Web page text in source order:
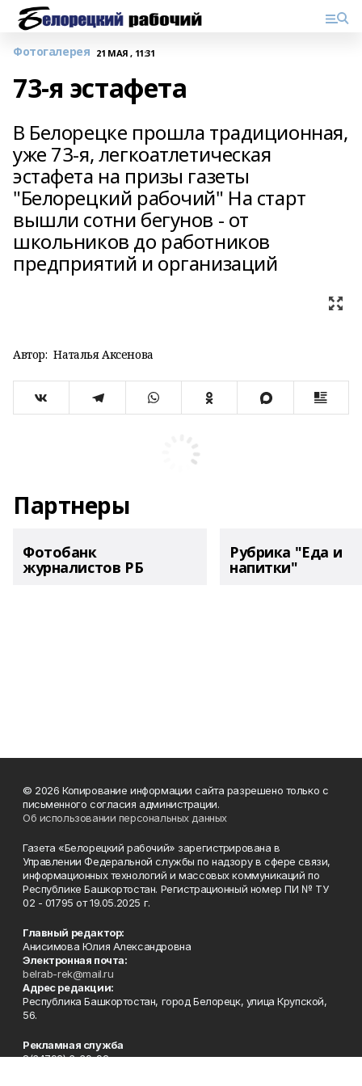
Фотогалерея 21 МАЯ , 11:31
73-я эстафета
В Белорецке прошла традиционная,
уже 73-я, легкоатлетическая
эстафета на призы газеты
"Белорецкий рабочий" На старт
вышли сотни бегунов - от
школьников до работников
предприятий и организаций
Автор: Наталья Аксенова
Партнеры
Фотобанк
журналистов РБ
Рубрика "Еда и
напитки"
© 2026 Копирование информации сайта разрешено только с
письменного согласия администрации.
Об использовании персональных данных
Газета «Белорецкий рабочий» зарегистрирована в
Управлении Федеральной службы по надзору в сфере связи,
информационных технологий и массовых коммуникаций по
Республике Башкортостан. Регистрационный номер ПИ № ТУ
02 - 01795 от 19.05.2025 г.
Главный редактор:
Анисимова Юлия Александровна
Электронная почта:
belrab-rek@mail.ru
Адрес редакции:
Республика Башкортостан, город Белорецк, улица Крупской,
56.
Рекламная служба
8(34792) 3-39-92